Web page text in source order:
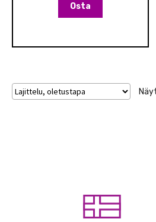
Osta